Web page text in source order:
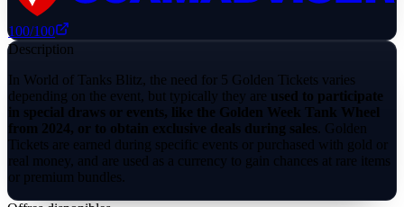
100/100
Description
In World of Tanks Blitz, the need for 5 Golden Tickets varies
depending on the event, but typically they are used to participate
in special draws or events, like the Golden Week Tank Wheel
from 2024, or to obtain exclusive deals during sales . Golden
Tickets are earned during specific events or purchased with gold or
real money, and are used as a currency to gain chances at rare items
or premium bundles.